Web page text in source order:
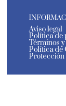
Aviso legal
Política de
Términos
Política de
Protección